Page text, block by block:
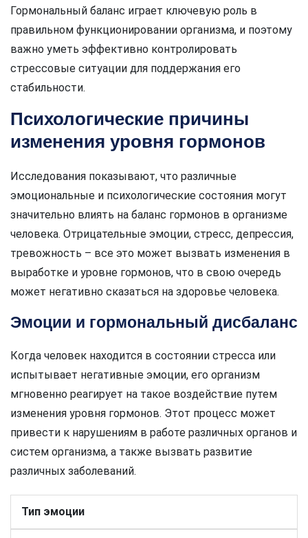
Гормональный баланс играет ключевую роль в
правильном функционировании организма, и поэтому
важно уметь эффективно контролировать
стрессовые ситуации для поддержания его
стабильности.
Психологические причины
изменения уровня гормонов
Исследования показывают, что различные
эмоциональные и психологические состояния могут
значительно влиять на баланс гормонов в организме
человека. Отрицательные эмоции, стресс, депрессия,
тревожность – все это может вызвать изменения в
выработке и уровне гормонов, что в свою очередь
может негативно сказаться на здоровье человека.
Эмоции и гормональный дисбаланс
Когда человек находится в состоянии стресса или
испытывает негативные эмоции, его организм
мгновенно реагирует на такое воздействие путем
изменения уровня гормонов. Этот процесс может
привести к нарушениям в работе различных органов и
систем организма, а также вызвать развитие
различных заболеваний.
Тип эмоции